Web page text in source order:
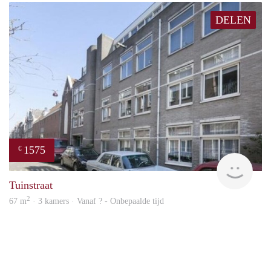
DELEN
€ 1575
Tuinstraat
67 m2 · 3 kamers · Vanaf ? - Onbepaalde tijd